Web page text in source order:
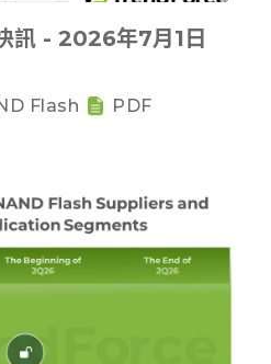
訊 - 2026年7月1日
Flash PDF